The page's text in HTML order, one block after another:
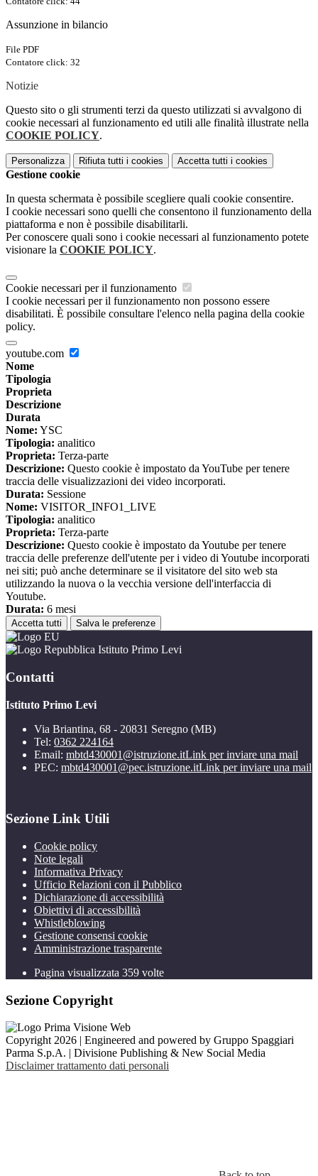
Assunzione in bilancio
File PDF
Contatore click: 32
Notizie
Questo sito o gli strumenti terzi da questo utilizzati si avvalgono di
cookie necessari al funzionamento ed utili alle finalità illustrate nella
COOKIE POLICY.
Personalizza Rifiuta tutti i cookies Accetta tutti i cookies
Gestione cookie
In questa schermata è possibile scegliere quali cookie consentire.
I cookie necessari sono quelli che consentono il funzionamento della
piattaforma e non è possibile disabilitarli.
Per conoscere quali sono i cookie necessari al funzionamento potete
visionare la COOKIE POLICY.
Cookie necessari per il funzionamento
I cookie necessari per il funzionamento non possono essere
disabilitati. È possibile consultare l'elenco nella pagina della cookie
policy.
youtube.com
Nome
Tipologia
Proprieta
Descrizione
Durata
Nome: YSC
Tipologia: analitico
Proprieta: Terza-parte
Descrizione: Questo cookie è impostato da YouTube per tenere
traccia delle visualizzazioni dei video incorporati.
Durata: Sessione
Nome: VISITOR_INFO1_LIVE
Tipologia: analitico
Proprieta: Terza-parte
Descrizione: Questo cookie è impostato da Youtube per tenere
traccia delle preferenze dell'utente per i video di Youtube incorporati
nei siti; può anche determinare se il visitatore del sito web sta
utilizzando la nuova o la vecchia versione dell'interfaccia di
Youtube.
Durata: 6 mesi
Accetta tutti Salva le preferenze
Istituto Primo Levi
Contatti
Istituto Primo Levi
Via Briantina, 68 - 20831 Seregno (MB)
Tel: 0362 224164
Email: mbtd430001@istruzione.itLink per inviare una mail
PEC: mbtd430001@pec.istruzione.itLink per inviare una mail
Sezione Link Utili
Cookie policy
Note legali
Informativa Privacy
Ufficio Relazioni con il Pubblico
Dichiarazione di accessibilità
Obiettivi di accessibilità
Whistleblowing
Gestione consensi cookie
Amministrazione trasparente
Pagina visualizzata 359 volte
Sezione Copyright
Copyright 2026 | Engineered and powered by Gruppo Spaggiari
Parma S.p.A. | Divisione Publishing & New Social Media
Disclaimer trattamento dati personali